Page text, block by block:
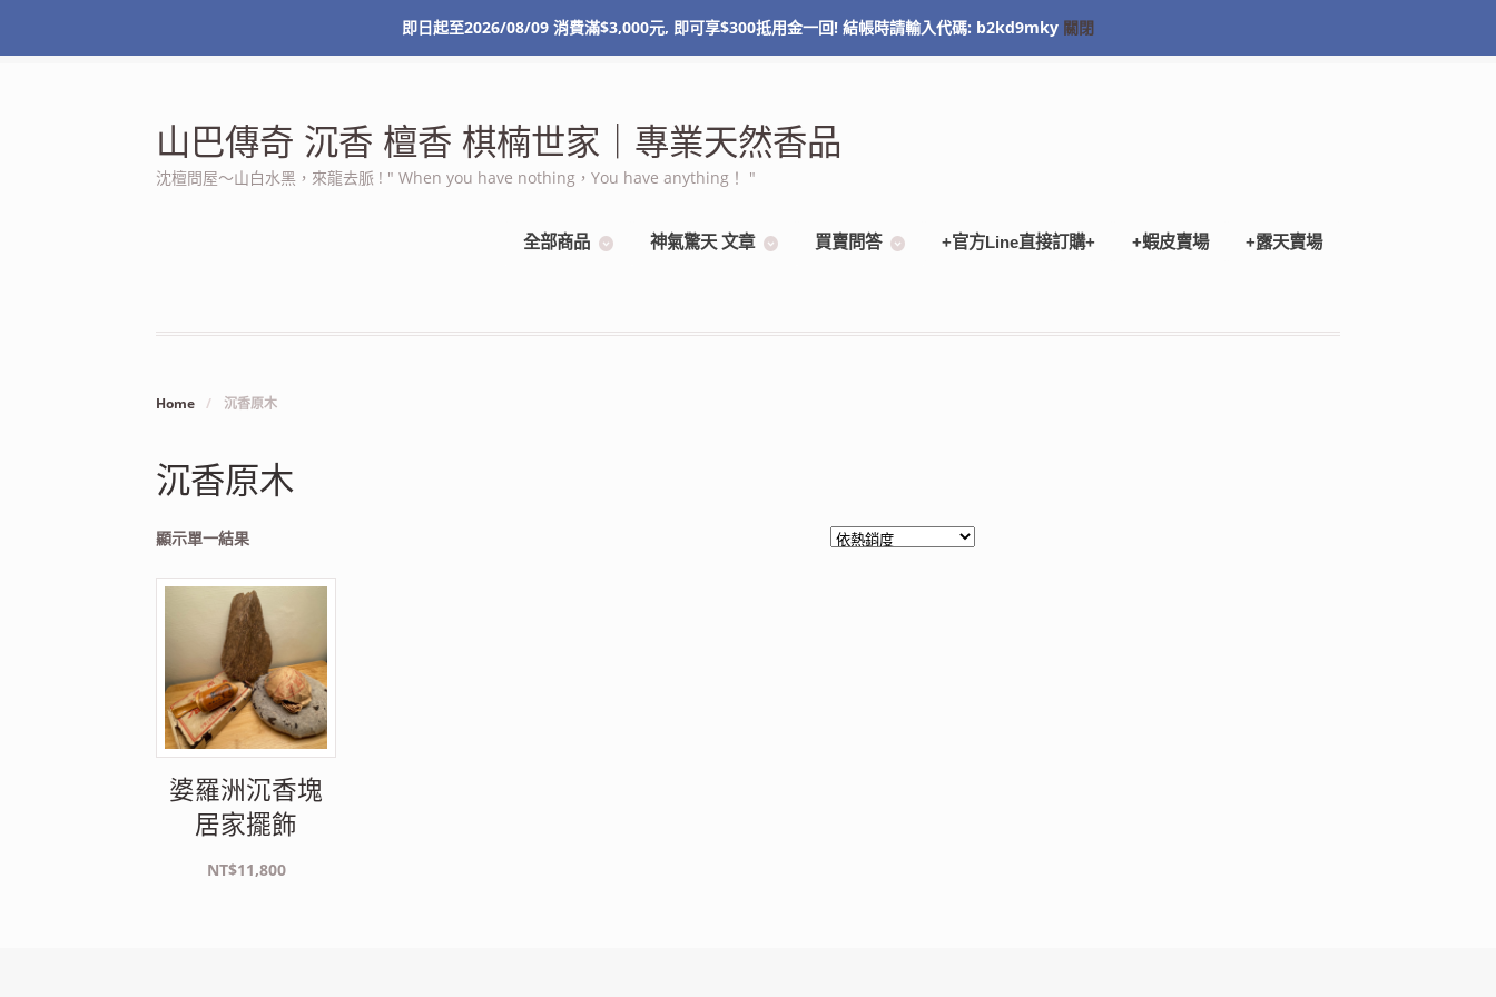
我的帳號 NT$0 0 items Checkout
山巴傳奇 沉香 檀香 棋楠世家｜專業天然香品
沈檀問屋～山白水黑，來龍去脈 ! " When you have nothing，You have anything！ "
全部商品 神氣驚天 文章 買賣問答 +官方Line直接訂購+ +蝦皮賣場 +露天賣場
Home / 沉香原木
沉香原木
顯示單一結果
婆羅洲沉香塊
居家擺飾
NT$11,800
即日起至2026/08/09 消費滿$3,000元, 即可享$300抵用金一回! 結帳時請輸入代碼: b2kd9mky 關閉